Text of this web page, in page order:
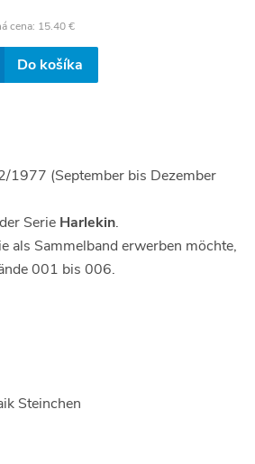
cena: 15.40 €
Do košíka
1977 (September bis Dezember
Serie Harlekin.
als Sammelband erwerben möchte,
001 bis 006.
Steinchen